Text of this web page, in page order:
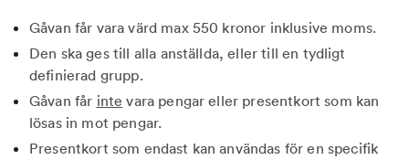
Gåvan får vara värd max 550 kronor inklusive moms.
Den ska ges till alla anställda, eller till en tydligt
definierad grupp.
Gåvan får inte vara pengar eller presentkort som kan
lösas in mot pengar.
Presentkort som endast kan användas för en specifik